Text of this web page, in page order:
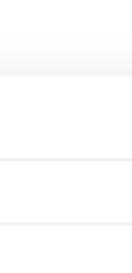
alturas
la
al techo